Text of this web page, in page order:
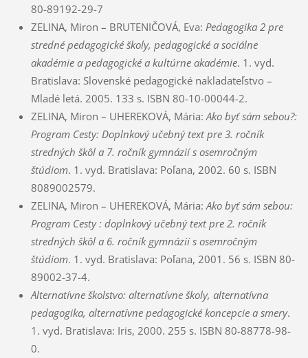
80-89192-29-7
ZELINA, Miron – BRUTENIČOVÁ, Eva: Pedagogika 2 pre
stredné pedagogické školy, pedagogické a sociálne
akadémie a pedagogické a kultúrne akadémie. 1. vyd.
Bratislava: Slovenské pedagogické nakladateľstvo –
Mladé letá. 2005. 133 s. ISBN 80-10-00044-2.
ZELINA, Miron – UHEREKOVÁ, Mária: Ako byť sám sebou?:
Program Cesty: Doplnkový učebný text pre 3. ročník
stredných škôl a 7. ročník gymnázií s osemročným
štúdiom. 1. vyd. Bratislava: Poľana, 2002. 60 s. ISBN
8089002579.
ZELINA, Miron – UHEREKOVÁ, Mária: Ako byť sám sebou:
Program Cesty : doplnkový učebný text pre 2. ročník
stredných škôl a 6. ročník gymnázií s osemročným
štúdiom. 1. vyd. Bratislava: Poľana, 2001. 56 s. ISBN 80-
89002-37-4.
Alternatívne školstvo: alternatívne školy, alternatívna
pedagogika, alternatívne pedagogické koncepcie a smery.
1. vyd. Bratislava: Iris, 2000. 255 s. ISBN 80-88778-98-
0.